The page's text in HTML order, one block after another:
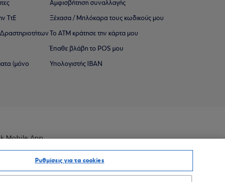
ΤτΕ
∆ραστηριοτήτων
(μόνο
Αμφισβήτηση συναλλαγής
Ξέχασα / Μπλόκαρα τους κωδικούς μου
Το ΑΤΜ κράτησε την κάρτα μου
Έπαθε βλάβη το POS μου
Υπολογιστής IBAN
Mobile App
Ρυθμίσεις για τα cookies